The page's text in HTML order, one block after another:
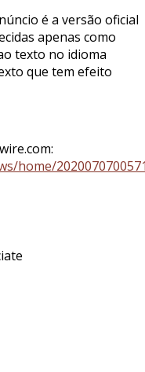
é a versão oficial
apenas como
texto no idioma
que tem efeito
home/